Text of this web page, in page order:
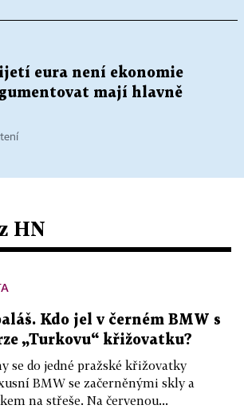
eura není ekonomie
mají hlavně
HN
Kdo jel v černém BMW s
„Turkovu“ křižovatku?
se do jedné pražské křižovatky
BMW se začerněnými skly a
na střeše. Na červenou...